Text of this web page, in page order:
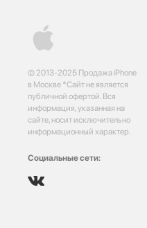
© 2013-2025 Продажа iPhone
в Москве *Сайт не является
публичной офертой. Вся
информация, указанная на
сайте, носит исключительно
информационный характер.
Социальные сети: